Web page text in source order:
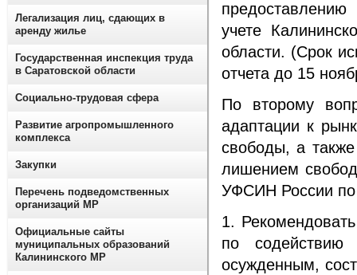
учете
области. (Срок
отчета до 15
По второму
адаптации к
свободы, а
лишением
УФСИН России по
1.
по содействию
осужденным,
Легализация лиц, сдающих в
аренду жилье
Государственная инспекция труда
в Саратовской области
Социально-трудовая сфера
Развитие агропромышленного
комплекса
Закупки
Перечень подведомственных
организаций МР
Официальные сайты
муниципальных образований
Калининского МР